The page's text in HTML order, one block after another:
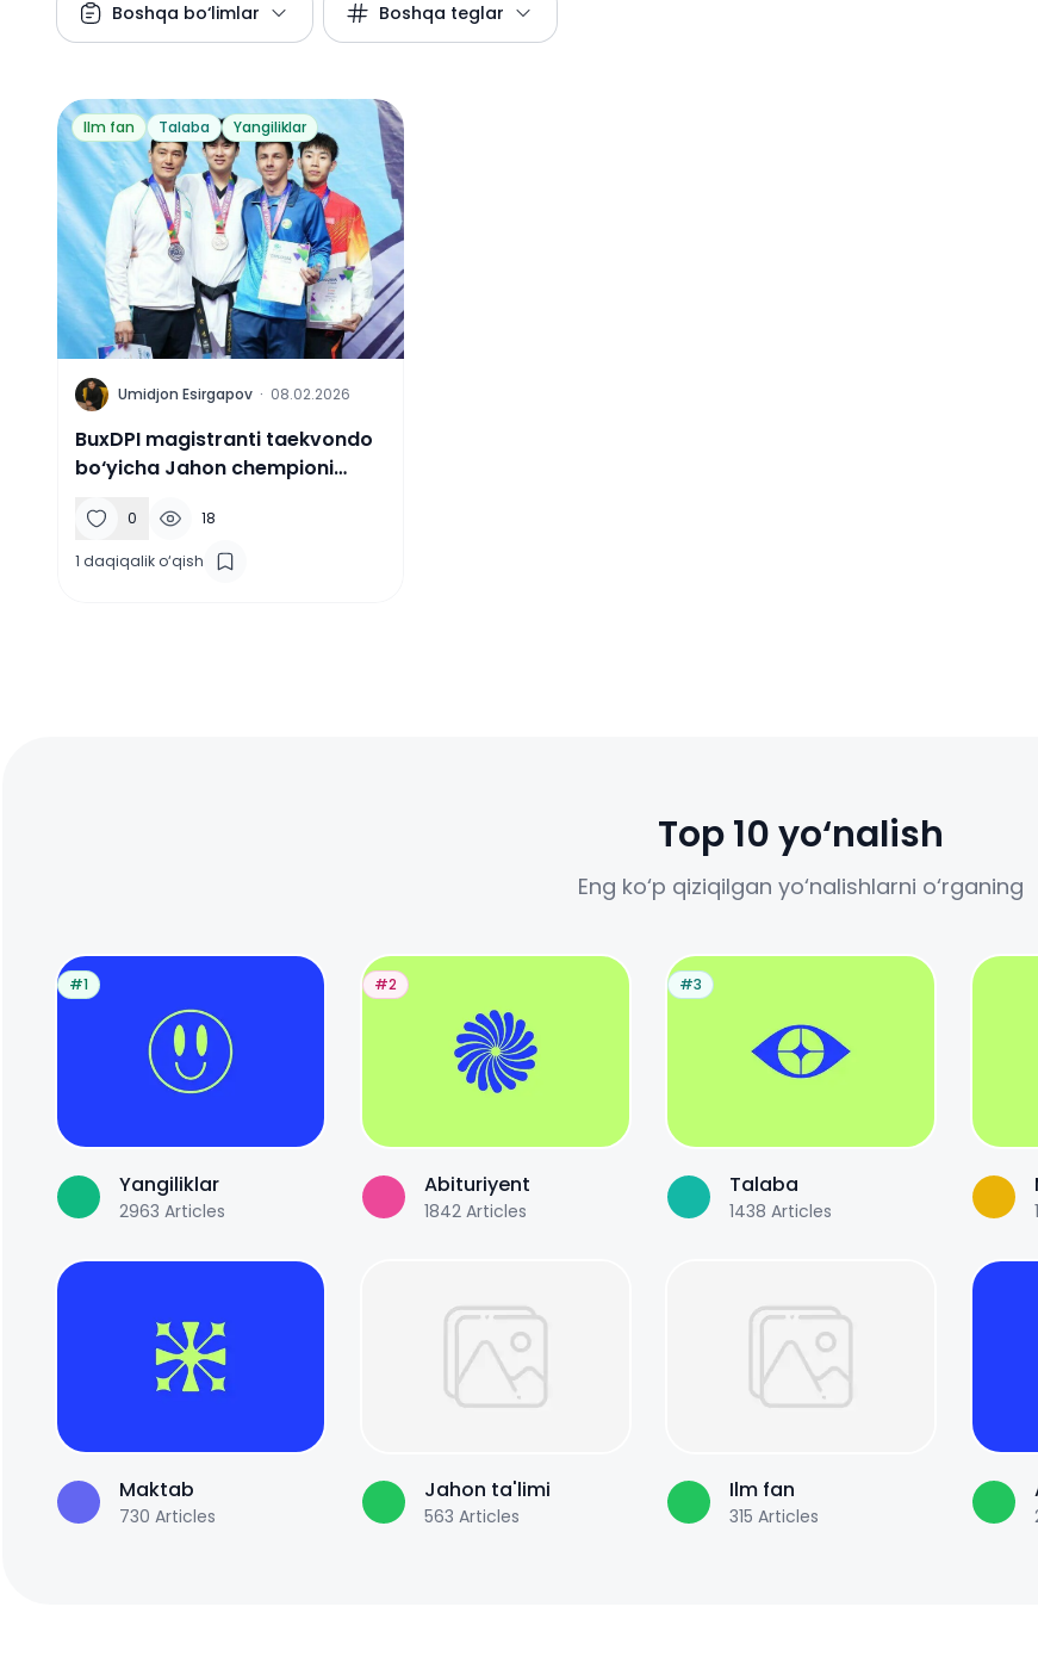
Boshqa bo‘limlar Boshqa teglar
Ilm fan Talaba Yangiliklar
U Umidjon Esirgapov · 08.02.2026
BuxDPI magistranti taekvondo
bo‘yicha Jahon chempioni
0 18
1 daqiqalik o‘qish
Top 10 yo‘nalish
Eng ko‘p qiziqilgan yo‘nalishlarni o‘rganing
#1
Yangiliklar
2963 Articles
#2
Abituriyent
1842 Articles
#3
Talaba
1438 Articles
Maktab
730 Articles
Jahon ta'limi
563 Articles
Ilm fan
315 Articles